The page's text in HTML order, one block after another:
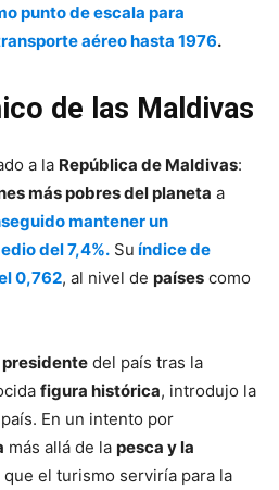
punto de escala para
aéreo hasta 1976.
de las Maldivas
a la República de Maldivas:
más pobres del planeta a
mantener un
del 7,4%. Su índice de
0,762, al nivel de países como
del país tras la
figura histórica, introdujo la
En un intento por
más allá de la pesca y la
que el turismo serviría para la